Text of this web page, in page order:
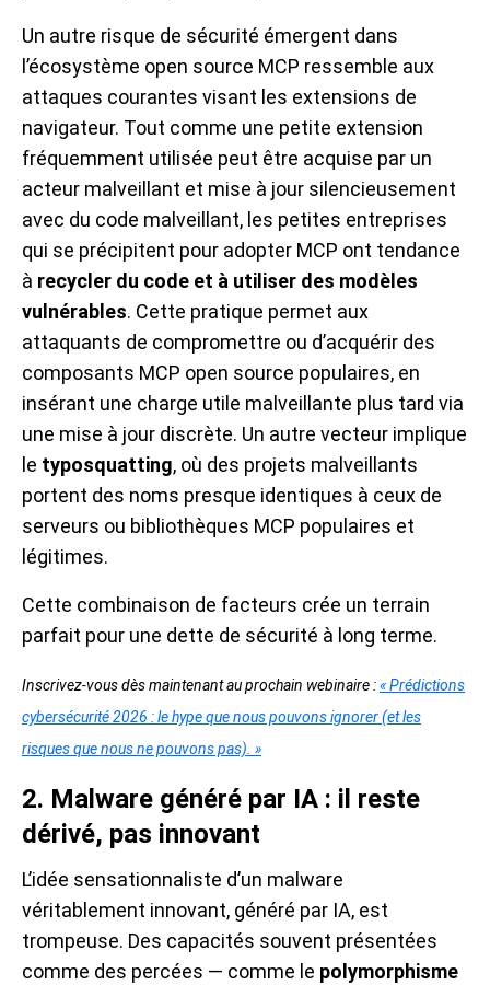
Un autre risque de sécurité émergent dans
l’écosystème open source MCP ressemble aux
attaques courantes visant les extensions de
navigateur. Tout comme une petite extension
fréquemment utilisée peut être acquise par un
acteur malveillant et mise à jour silencieusement
avec du code malveillant, les petites entreprises
qui se précipitent pour adopter MCP ont tendance
à recycler du code et à utiliser des modèles
vulnérables. Cette pratique permet aux
attaquants de compromettre ou d’acquérir des
composants MCP open source populaires, en
insérant une charge utile malveillante plus tard via
une mise à jour discrète. Un autre vecteur implique
le typosquatting, où des projets malveillants
portent des noms presque identiques à ceux de
serveurs ou bibliothèques MCP populaires et
légitimes.
Cette combinaison de facteurs crée un terrain
parfait pour une dette de sécurité à long terme.
Inscrivez-vous dès maintenant au prochain webinaire :« Prédictions
cybersécurité 2026 : le hype que nous pouvons ignorer (et les
risques que nous ne pouvons pas). »
2. Malware généré par IA : il reste
dérivé, pas innovant
L’idée sensationnaliste d’un malware
véritablement innovant, généré par IA, est
trompeuse. Des capacités souvent présentées
comme des percées — comme le polymorphisme